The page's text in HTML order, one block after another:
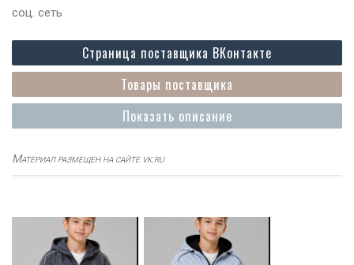
соц. сеть
Показать описание
Товары поставщика
Страница поставщика ВКонтакте
Материал размещен на сайте vk.ru